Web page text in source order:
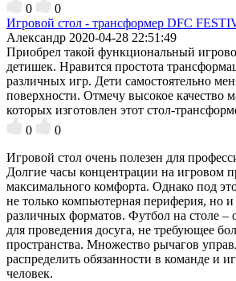
0
0
Игровой стол - трансформер DFC
Александр 2020-04-28 22:51:49
Приобрел такой функциональный
детишек. Нравится простота
различных игр. Дети самостоятельно
поверхности. Отмечу высокое качество
которых изготовлен этот стол-
0
0
Игровой стол очень полезен для
Долгие часы концентрации на игровом
максимального комфорта. Однако под
не только компьютерная периферия, но
различных форматов. Футбол на столе –
для проведения досуга, не требующее
пространства. Множество рычагов
распределить обязанности в команде и
человек.